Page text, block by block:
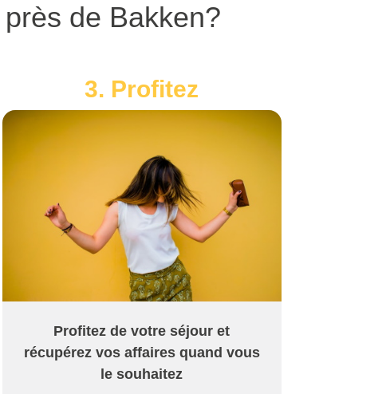
de Bakken?
3. Profitez
Profitez de votre séjour et
récupérez vos affaires quand vous
le souhaitez